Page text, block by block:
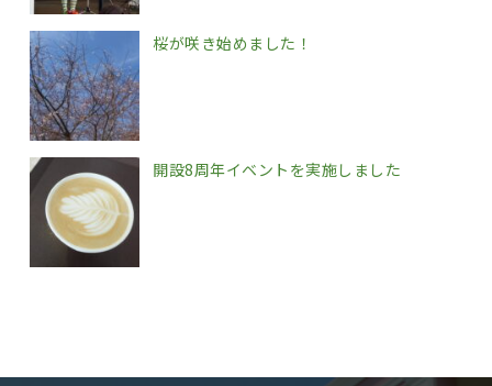
桜が咲き始めました！
開設8周年イベントを実施しました